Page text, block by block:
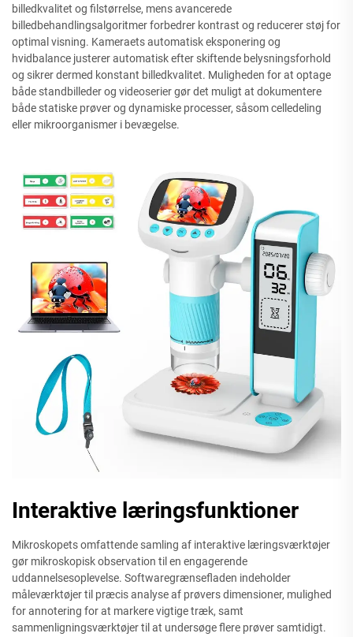
billedkvalitet og filstørrelse, mens avancerede
billedbehandlingsalgoritmer forbedrer kontrast og reducerer støj for
optimal visning. Kameraets automatisk eksponering og
hvidbalance justerer automatisk efter skiftende belysningsforhold
og sikrer dermed konstant billedkvalitet. Muligheden for at optage
både standbilleder og videoserier gør det muligt at dokumentere
både statiske prøver og dynamiske processer, såsom celledeling
eller mikroorganismer i bevægelse.
Interaktive læringsfunktioner
Mikroskopets omfattende samling af interaktive læringsværktøjer
gør mikroskopisk observation til en engagerende
uddannelsesoplevelse. Softwaregrænsefladen indeholder
måleværktøjer til præcis analyse af prøvers dimensioner, mulighed
for annotering for at markere vigtige træk, samt
sammenligningsværktøjer til at undersøge flere prøver samtidigt.